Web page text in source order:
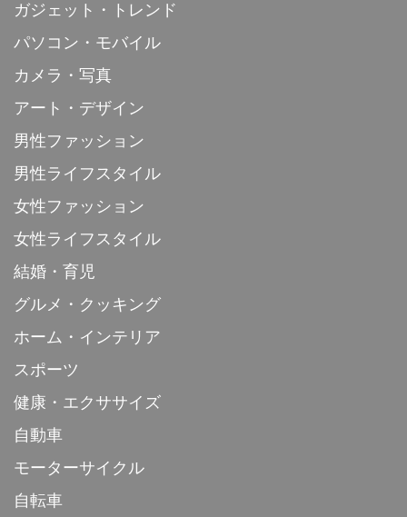
ガジェット・トレンド
パソコン・モバイル
カメラ・写真
アート・デザイン
男性ファッション
男性ライフスタイル
女性ファッション
女性ライフスタイル
結婚・育児
グルメ・クッキング
ホーム・インテリア
スポーツ
健康・エクササイズ
自動車
モーターサイクル
自転車